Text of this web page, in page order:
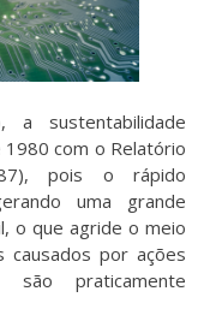
a sustentabilidade
com o Relatório
pois o rápido
uma grande
o que agride o meio
por ações
praticamente